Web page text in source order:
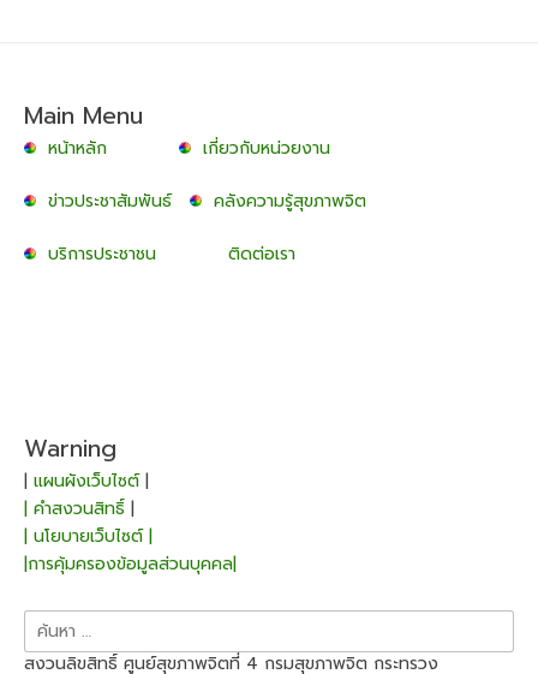
Main Menu
หน้าหลัก เกี่ยวกับหน่วยงาน
ข่าวประชาสัมพันธ์ คลังความรู้สุขภาพจิต
บริการประชาชน ติดต่อเรา
Warning
| แผนผังเว็บไซต์|
| คำสงวนสิทธิ์ |
| นโยบายเว็บไซต์ |
|การคุ้มครองข้อมูลส่วนบุคคล|
ค้นหา
สำหรับ:
สงวนลิขสิทธิ์ ศูนย์สุขภาพจิตที่ 4 กรมสุขภาพจิต กระทรวง